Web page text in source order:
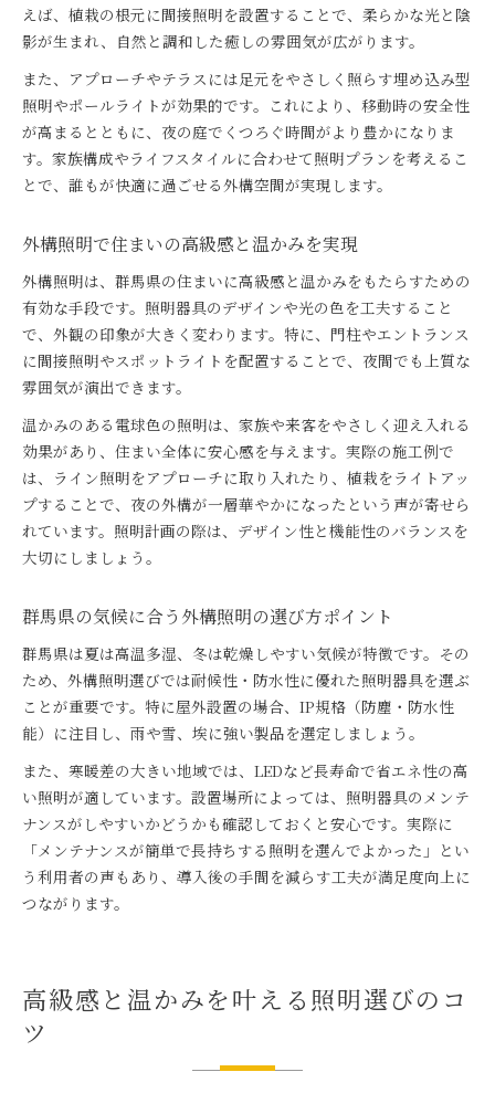
えば、植栽の根元に間接照明を設置することで、柔らかな光と陰
影が生まれ、自然と調和した癒しの雰囲気が広がります。
また、アプローチやテラスには足元をやさしく照らす埋め込み型
照明やポールライトが効果的です。これにより、移動時の安全性
が高まるとともに、夜の庭でくつろぐ時間がより豊かになりま
す。家族構成やライフスタイルに合わせて照明プランを考えるこ
とで、誰もが快適に過ごせる外構空間が実現します。
外構照明で住まいの高級感と温かみを実現
外構照明は、群馬県の住まいに高級感と温かみをもたらすための
有効な手段です。照明器具のデザインや光の色を工夫すること
で、外観の印象が大きく変わります。特に、門柱やエントランス
に間接照明やスポットライトを配置することで、夜間でも上質な
雰囲気が演出できます。
温かみのある電球色の照明は、家族や来客をやさしく迎え入れる
効果があり、住まい全体に安心感を与えます。実際の施工例で
は、ライン照明をアプローチに取り入れたり、植栽をライトアッ
プすることで、夜の外構が一層華やかになったという声が寄せら
れています。照明計画の際は、デザイン性と機能性のバランスを
大切にしましょう。
群馬県の気候に合う外構照明の選び方ポイント
群馬県は夏は高温多湿、冬は乾燥しやすい気候が特徴です。その
ため、外構照明選びでは耐候性・防水性に優れた照明器具を選ぶ
ことが重要です。特に屋外設置の場合、IP規格（防塵・防水性
能）に注目し、雨や雪、埃に強い製品を選定しましょう。
また、寒暖差の大きい地域では、LEDなど長寿命で省エネ性の高
い照明が適しています。設置場所によっては、照明器具のメンテ
ナンスがしやすいかどうかも確認しておくと安心です。実際に
「メンテナンスが簡単で長持ちする照明を選んでよかった」とい
う利用者の声もあり、導入後の手間を減らす工夫が満足度向上に
つながります。
高級感と温かみを叶える照明選びのコ
ツ